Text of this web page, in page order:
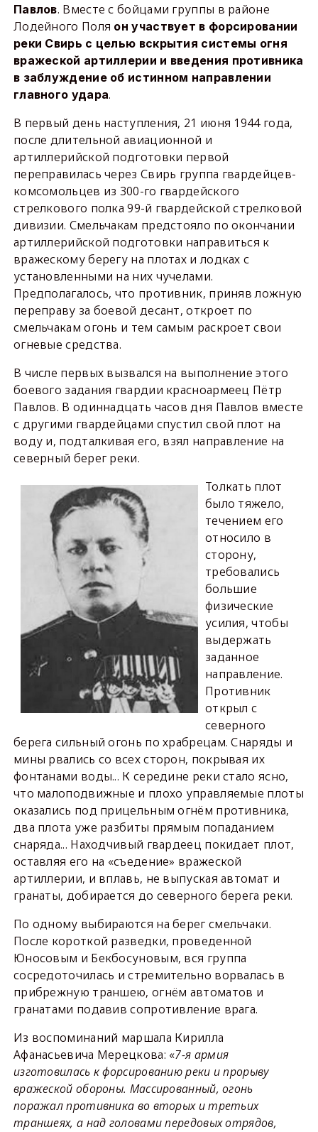
Павлов. Вместе с бойцами группы в районе
Лодейного Поля он участвует в форсировании
реки Свирь с целью вскрытия системы огня
вражеской артиллерии и введения противника
в заблуждение об истинном направлении
главного удара.
В первый день наступления, 21 июня 1944 года,
после длительной авиационной и
артиллерийской подготовки первой
переправилась через Свирь группа гвардейцев-
комсомольцев из 300-го гвардейского
стрелкового полка 99-й гвардейской стрелковой
дивизии. Смельчакам предстояло по окончании
артиллерийской подготовки направиться к
вражескому берегу на плотах и лодках с
установленными на них чучелами.
Предполагалось, что противник, приняв ложную
переправу за боевой десант, откроет по
смельчакам огонь и тем самым раскроет свои
огневые средства.
В числе первых вызвался на выполнение этого
боевого задания гвардии красноармеец Пётр
Павлов. В одиннадцать часов дня Павлов вместе
с другими гвардейцами спустил свой плот на
воду и, подталкивая его, взял направление на
северный берег реки.
Толкать плот
было тяжело,
течением его
относило в
сторону,
требовались
большие
физические
усилия, чтобы
выдержать
заданное
направление.
Противник
открыл с
северного
берега сильный огонь по храбрецам. Снаряды и
мины рвались со всех сторон, покрывая их
фонтанами воды... К середине реки стало ясно,
что малоподвижные и плохо управляемые плоты
оказались под прицельным огнём противника,
два плота уже разбиты прямым попаданием
снаряда... Находчивый гвардеец покидает плот,
оставляя его на «съедение» вражеской
артиллерии, и вплавь, не выпуская автомат и
гранаты, добирается до северного берега реки.
По одному выбираются на берег смельчаки.
После короткой разведки, проведенной
Юносовым и Бекбосуновым, вся группа
сосредоточилась и стремительно ворвалась в
прибрежную траншею, огнём автоматов и
гранатами подавив сопротивление врага.
Из воспоминаний маршала Кирилла
Афанасьевича Мерецкова: «7-я армия
изготовилась к форсированию реки и прорыву
вражеской обороны. Массированный, огонь
поражал противника во вторых и третьих
траншеях, а над головами передовых отрядов,